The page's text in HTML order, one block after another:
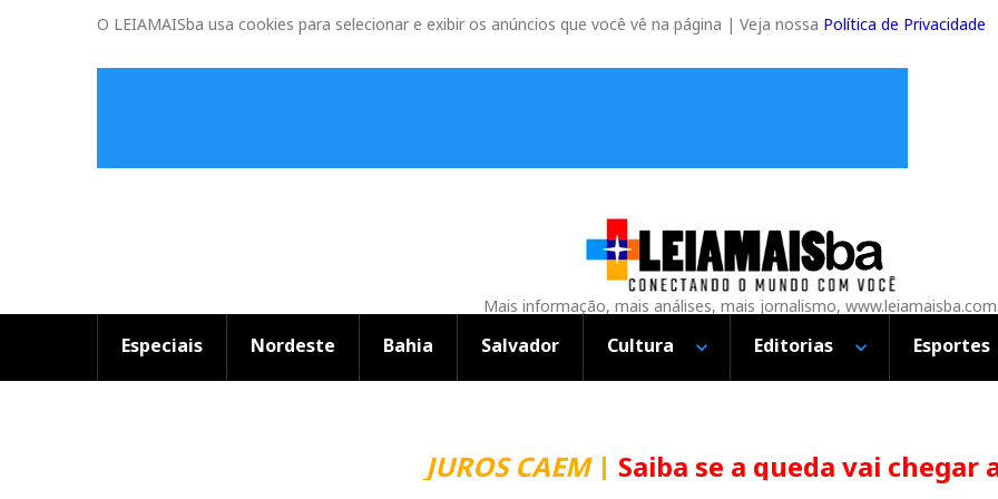
O LEIAMAISba usa cookies para selecionar e exibir os anúncios que você vê na página | Veja nossa Política de Privacidade
Mais informação, mais análises, mais jornalismo,
Especiais Nordeste Bahia Salvador Cultura Editorias Esportes
JUROS CAEM|Saiba se a queda vai chegar ao